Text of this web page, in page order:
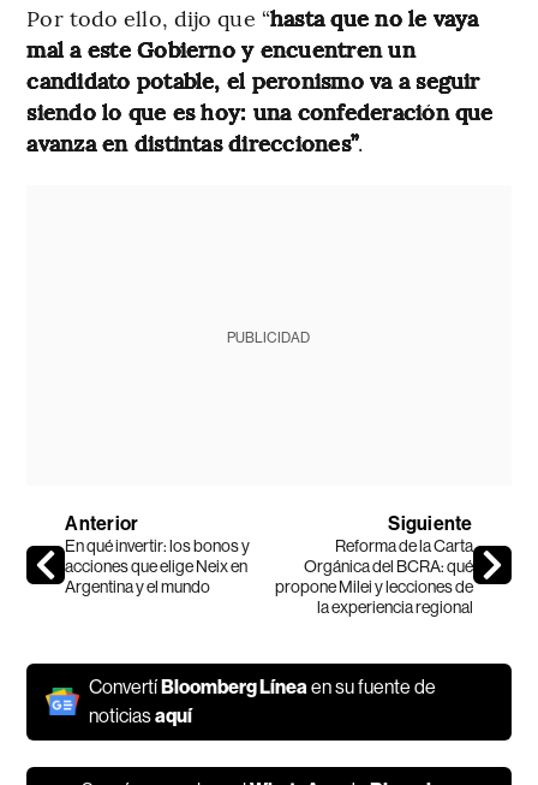
Por todo ello, dijo que “hasta que no le vaya
mal a este Gobierno y encuentren un
candidato potable, el peronismo va a seguir
siendo lo que es hoy: una confederación que
avanza en distintas direcciones”.
PUBLICIDAD
Anterior
En qué invertir: los bonos y
acciones que elige Neix en
Argentina y el mundo
Siguiente
Reforma de la Carta
Orgánica del BCRA: qué
propone Milei y lecciones de
la experiencia regional
ConvertíBloomberg Línea en su fuente de
noticiasaquí